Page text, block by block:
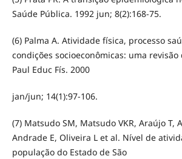
Saúde Pública. 1992 jun; 8(2):168-75.
(6) Palma A. Atividade física, processo
condições socioeconômicas: uma
Paul Educ Fís. 2000
jan/jun; 14(1):97-106.
(7) Matsudo SM, Matsudo VKR, Araújo T,
Andrade E, Oliveira L et al. Nível de
população do Estado de São